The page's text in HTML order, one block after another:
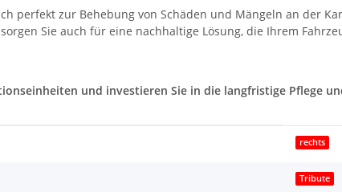
perfekt zur Behebung von Schäden und Mängeln an der
Sie auch für eine nachhaltige Lösung, die Ihrem
und investieren Sie in die langfristige Pflege
rechts
Tribute